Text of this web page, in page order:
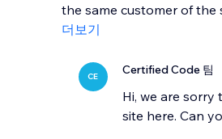
the same customer of the
더보기
CE Certified Code 팀
Hi, we are
site here. Can